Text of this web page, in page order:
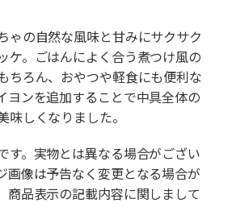
ゃの自然な風味と甘みにサクサク
ケ。ごはんによく合う煮つけ風の
ちろん、おやつや軽食にも便利な
ヨンを追加することで中具全体の
味しくなりました。
す。実物とは異なる場合がござい
画像は予告なく変更となる場合が
商品表示の記載内容に関しまして